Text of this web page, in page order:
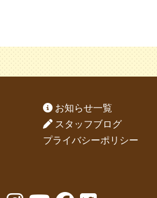
お知らせ一覧
スタッフブログ
プライバシーポリシー